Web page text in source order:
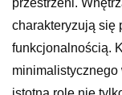
przestrzeni.
charakteryzują się
funkcjonalnością.
minimalistycznego